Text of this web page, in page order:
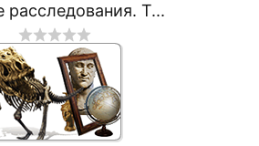
расследования. Т...